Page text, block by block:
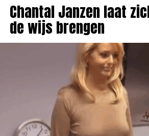
Chantal Janzen laat
de wijs brengen